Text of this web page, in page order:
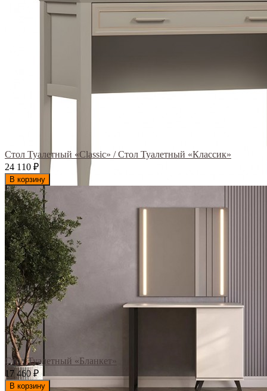
Стол Туалетный «Classic» / Стол Туалетный «Классик»
24 110 ₽
В корзину
Стол Туалетный «Бланкет»
17 460₽
В корзину